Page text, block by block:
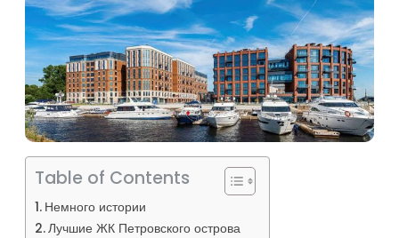
Table of Contents
Немного истории
Лучшие ЖК Петровского острова